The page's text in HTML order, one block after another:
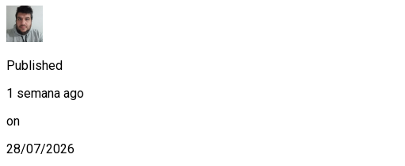
Published
1 semana ago
on
28/07/2026